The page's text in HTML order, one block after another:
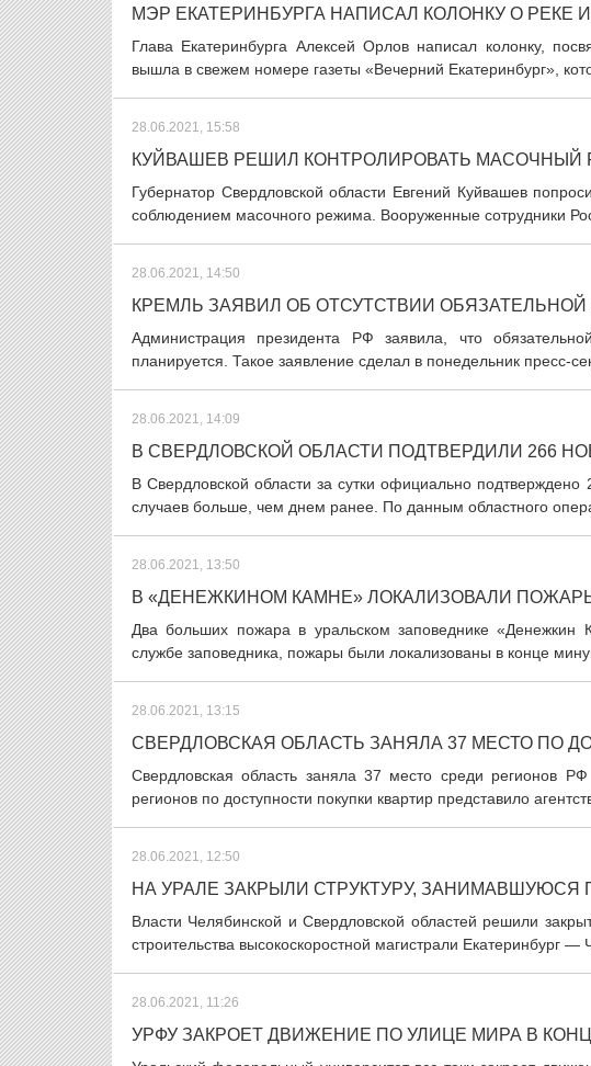
МЭР ЕКАТЕРИНБУРГА НАПИСАЛ КОЛОНКУ О РЕКЕ
Глава Екатеринбурга Алексей Орлов написал колонку,
вышла в свежем номере газеты «Вечерний Екатеринбург»,
28.06.2021, 15:58
КУЙВАШЕВ РЕШИЛ КОНТРОЛИРОВАТЬ МАСОЧНЫЙ
Губернатор Свердловской области Евгений Куйвашев
соблюдением масочного режима. Вооруженные сотрудники
28.06.2021, 14:50
КРЕМЛЬ ЗАЯВИЛ ОБ ОТСУТСТВИИ
Администрация президента РФ заявила, что
планируется. Такое заявление сделал в понедельник пресс-
28.06.2021, 14:09
В СВЕРДЛОВСКОЙ ОБЛАСТИ ПОДТВЕРДИЛИ 266
В Свердловской области за сутки официально
случаев больше, чем днем ранее. По данным областного
28.06.2021, 13:50
В «ДЕНЕЖКИНОМ КАМНЕ» ЛОКАЛИЗОВАЛИ
Два больших пожара в уральском заповеднике «Денежкин
службе заповедника, пожары были локализованы в конце
28.06.2021, 13:15
СВЕРДЛОВСКАЯ ОБЛАСТЬ ЗАНЯЛА 37 МЕСТО ПО
Свердловская область заняла 37 место среди регионов
регионов по доступности покупки квартир представило
28.06.2021, 12:50
НА УРАЛЕ ЗАКРЫЛИ СТРУКТУРУ,
Власти Челябинской и Свердловской областей решили
строительства высокоскоростной магистрали Екатеринбург —
28.06.2021, 11:26
УРФУ ЗАКРОЕТ ДВИЖЕНИЕ ПО УЛИЦЕ МИРА В